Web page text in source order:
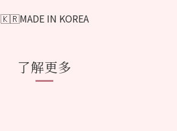
🇰🇷MADE IN KOREA
了解更多